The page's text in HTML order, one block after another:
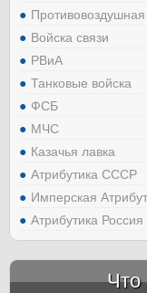
Войска связи
РВиА
Танковые войска
ФСБ
МЧС
Казачья лавка
Атрибутика СССР
Имперская
Атрибутика Россия
Что